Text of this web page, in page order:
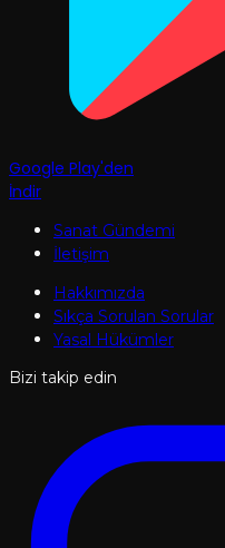
Google Play'den
İndir
Sanat Gündemi
İletişim
Hakkımızda
Sıkça Sorulan Sorular
Yasal Hükümler
Bizi takip edin